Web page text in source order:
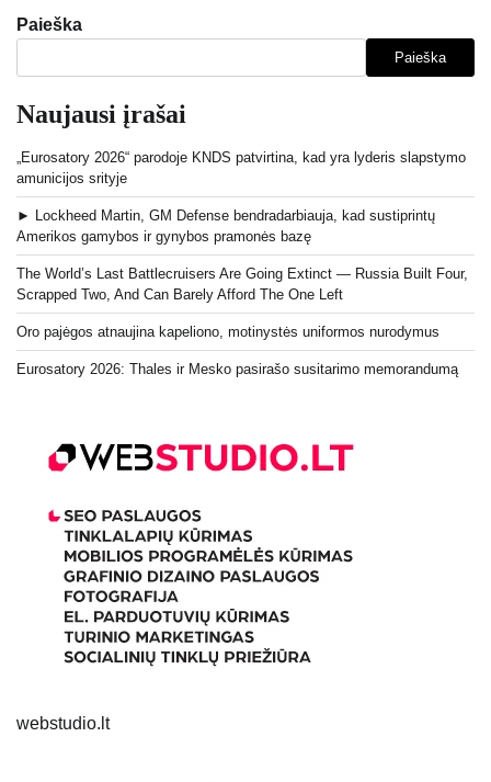
puslapiavimas
Paieška
Paieška
Naujausi įrašai
„Eurosatory 2026“ parodoje KNDS patvirtina, kad yra lyderis slapstymo
amunicijos srityje
► Lockheed Martin, GM Defense bendradarbiauja, kad sustiprintų
Amerikos gamybos ir gynybos pramonės bazę
The World’s Last Battlecruisers Are Going Extinct — Russia Built Four,
Scrapped Two, And Can Barely Afford The One Left
Oro pajėgos atnaujina kapeliono, motinystės uniformos nurodymus
Eurosatory 2026: Thales ir Mesko pasirašo susitarimo memorandumą
webstudio.lt